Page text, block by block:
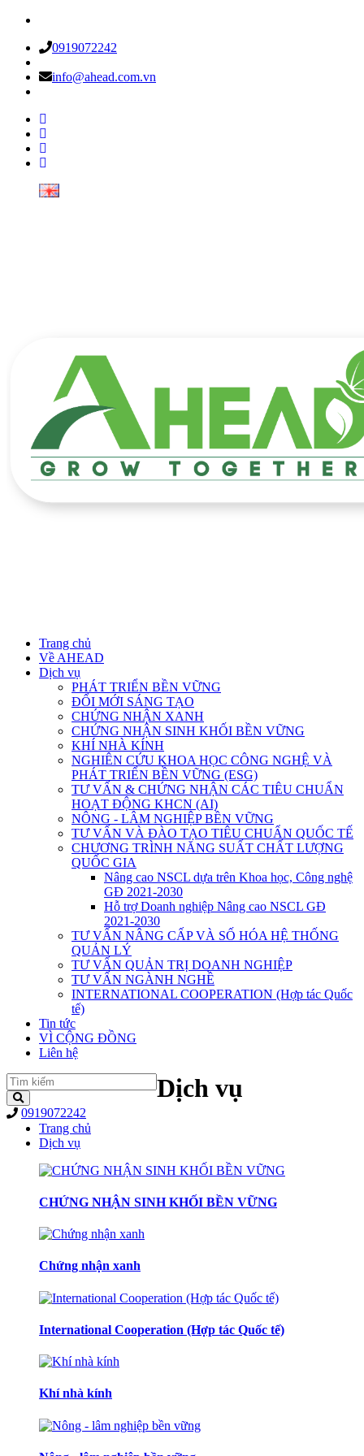
0919072242
info@ahead.com.vn
Trang chủ
Về AHEAD
Dịch vụ
PHÁT TRIỂN BỀN VỮNG
ĐỔI MỚI SÁNG TẠO
CHỨNG NHẬN XANH
CHỨNG NHẬN SINH KHỐI BỀN VỮNG
KHÍ NHÀ KÍNH
NGHIÊN CỨU KHOA HỌC CÔNG NGHỆ VÀ
PHÁT TRIỂN BỀN VỮNG (ESG)
TƯ VẤN & CHỨNG NHẬN CÁC TIÊU CHUẨN
HOẠT ĐỘNG KHCN (AI)
NÔNG - LÂM NGHIỆP BỀN VỮNG
TƯ VẤN VÀ ĐÀO TẠO TIÊU CHUẨN QUỐC TẾ
CHƯƠNG TRÌNH NĂNG SUẤT CHẤT LƯỢNG
QUỐC GIA
Nâng cao NSCL dựa trên Khoa học, Công nghệ
GĐ 2021-2030
Hỗ trợ Doanh nghiệp Nâng cao NSCL GĐ
2021-2030
TƯ VẤN NÂNG CẤP VÀ SỐ HÓA HỆ THỐNG
QUẢN LÝ
TƯ VẤN QUẢN TRỊ DOANH NGHIỆP
TƯ VẤN NGÀNH NGHỀ
INTERNATIONAL COOPERATION (Hợp tác Quốc
tế)
Tin tức
VÌ CỘNG ĐỒNG
Liên hệ
0919072242
Dịch vụ
Trang chủ
Dịch vụ
CHỨNG NHẬN SINH KHỐI BỀN VỮNG
Chứng nhận xanh
International Cooperation (Hợp tác Quốc tế)
Khí nhà kính